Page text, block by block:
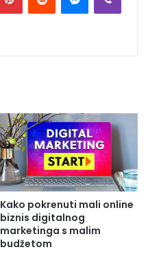
Kako pokrenuti mali online
biznis digitalnog
marketinga s malim
budžetom